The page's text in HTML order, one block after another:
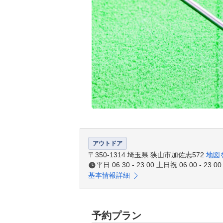
アウトドア
〒350-1314 埼玉県 狭山市加佐志572 地図
平日 06:30 - 23:00 土日祝 06:00 - 23:00
基本情報詳細
予約プラン